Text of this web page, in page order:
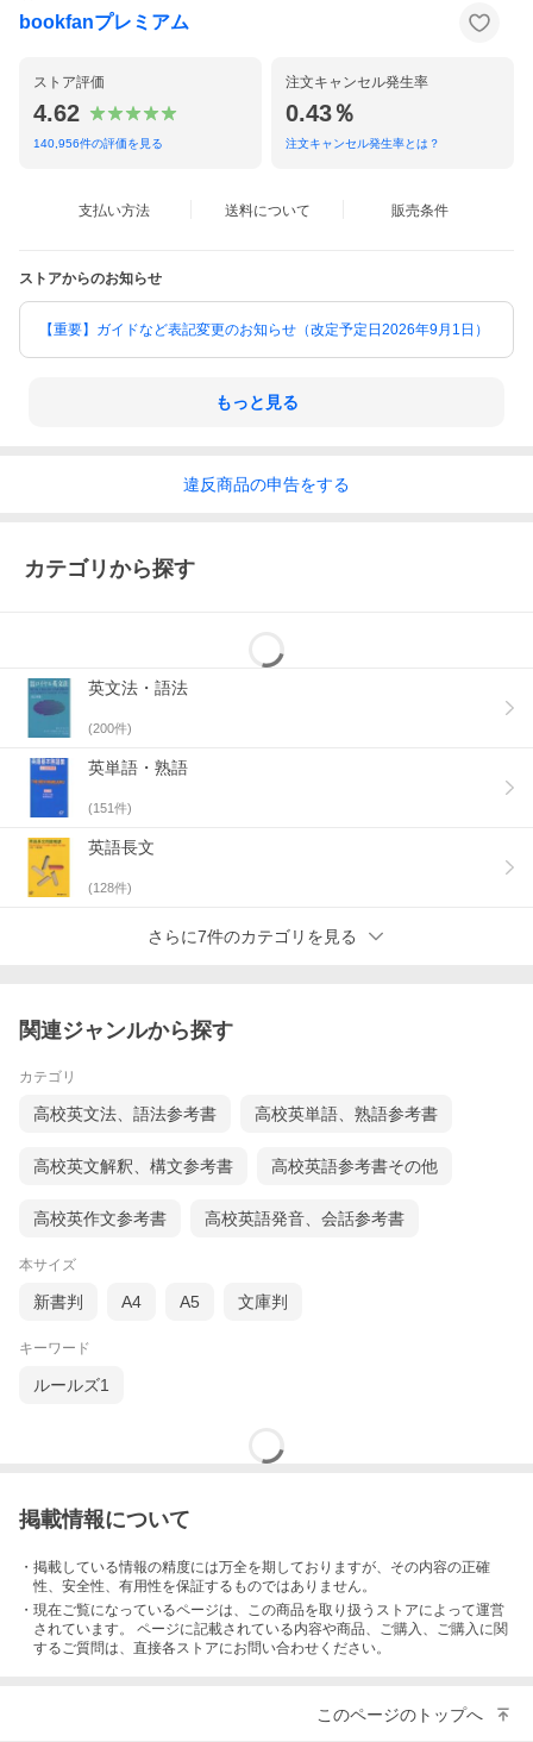
bookfanプレミアム
ストア評価
4.62
140,956件の評価を見る
注文キャンセル発生率
0.43％
注文キャンセル発生率とは？
支払い方法 送料について 販売条件
ストアからのお知らせ
【重要】ガイドなど表記変更のお知らせ（改定予定日2026年9月1日）
もっと見る
違反商品の申告をする
カテゴリから探す
英文法・語法
(200件)
英単語・熟語
(151件)
英語長文
(128件)
さらに7件のカテゴリを見る
関連ジャンルから探す
カテゴリ
高校英文法、語法参考書 高校英単語、熟語参考書
高校英文解釈、構文参考書 高校英語参考書その他
高校英作文参考書 高校英語発音、会話参考書
本サイズ
新書判 A4 A5 文庫判
キーワード
ルールズ1
掲載情報について
・掲載している情報の精度には万全を期しておりますが、その内容の正確
性、安全性、有用性を保証するものではありません。
・現在ご覧になっているページは、この商品を取り扱うストアによって運営
されています。 ページに記載されている内容や商品、ご購入 、ご購入に関
するご質問は、直接各ストアにお問い合わせください。
このページのトップへ